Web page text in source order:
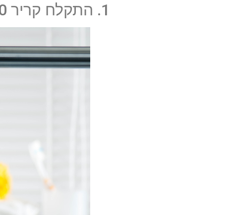
1. התקלח קריר 30 דקות לפני השינה